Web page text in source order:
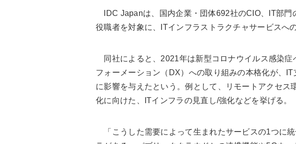
IDC Japanは、国内企業・団体692社のCIO、IT部門
役職者を対象に、ITインフラストラクチャサービスへ
同社によると、2021年は新型コロナウイルス感染症
フォーメーション（DX）への取り組みの本格化が、
に影響を与えたという。例として、リモートアクセス
化に向けた、ITインフラの見直し/強化などを挙げる。
「こうした需要によって生まれたサービスの1つに